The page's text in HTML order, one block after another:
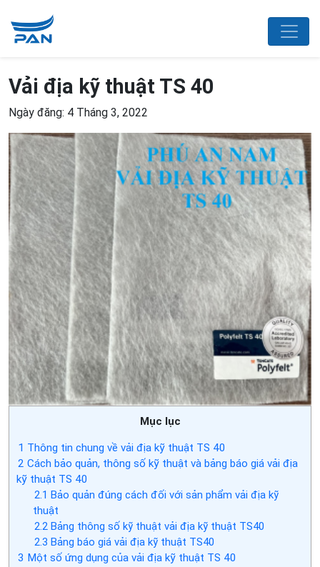
Vải địa kỹ thuật TS 40
Ngày đăng: 4 Tháng 3, 2022
Mục lục
1 Thông tin chung về vải địa kỹ thuật TS 40
2 Cách bảo quản, thông số kỹ thuật và bảng báo giá vải địa
kỹ thuật TS 40
2.1 Bảo quản đúng cách đối với sản phẩm vải địa kỹ
thuật
2.2Bảng thông số kỹ thuật vải địa kỹ thuật TS40
2.3 Bảng báo giá vải địa kỹ thuật TS40
3 Một số ứng dụng của vải địa kỹ thuật TS 40